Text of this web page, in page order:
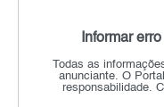
Informar
Todas as
anunciante. O
responsabilidade.